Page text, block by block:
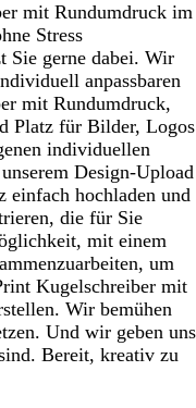
mit Rundumdruck im
Stress
Sie gerne dabei. Wir
anpassbaren
mit Rundumdruck,
Platz für Bilder, Logos
individuellen
Design-Upload
einfach hochladen und
die für Sie
mit einem
um
Kugelschreiber mit
Wir bemühen
Und wir geben uns
Bereit, kreativ zu